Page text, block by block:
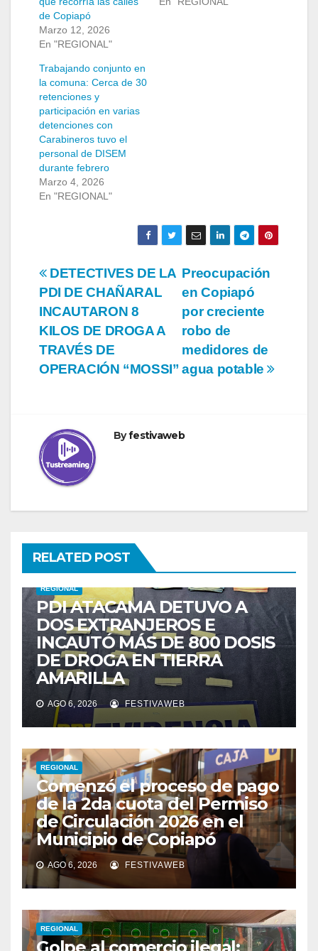
de Copiapó
Marzo 12, 2026
En "REGIONAL"
Trabajando conjunto en
la comuna: Cerca de 30
retenciones y
participación en varias
detenciones con
Carabineros tuvo el
personal de DISEM
durante febrero
Marzo 4, 2026
En "REGIONAL"
Navegación
de
entradas
Preocupación
en Copiapó
por creciente
robo de
medidores de
agua potable
DETECTIVES DE LA
PDI DE CHAÑARAL
INCAUTARON 8
KILOS DE DROGA A
TRAVÉS DE
OPERACIÓN “MOSSI”
Byfestivaweb
RELATED POST
REGIONAL
PDI ATACAMA DETUVO A
DOS EXTRANJEROS E
INCAUTÓ MÁS DE 800 DOSIS
DE DROGA EN TIERRA
AMARILLA
AGO 6, 2026 FESTIVAWEB
REGIONAL
Comenzó el proceso de pago
de la 2da cuota del Permiso
de Circulación 2026 en el
Municipio de Copiapó
AGO 6, 2026 FESTIVAWEB
REGIONAL